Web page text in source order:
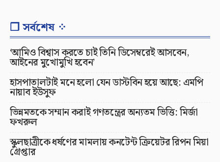
❐ সর্বশেষ ⁘
‘আমিও বিশ্বাস করতে চাই তিনি ডিসেম্বরেই আসবেন,
আইনের মুখোমুখি হবেন’
হাসপাতালটাই মনে হলো যেন ডাস্টবিন হয়ে আছে: এমপি
নায়াব ইউসুফ
ভিন্নমতকে সম্মান করাই গণতন্ত্রের অন্যতম ভিত্তি: মির্জা
ফখরুল
স্কুলছাত্রীকে ধর্ষণের মামলায় কনটেন্ট ক্রিয়েটর রিপন মিয়া
গ্রেপ্তার